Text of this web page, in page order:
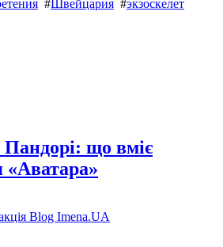
#Швейцария #экзоскелет
Пандорі: що вміє
«Аватара»
Blog Imena.UA